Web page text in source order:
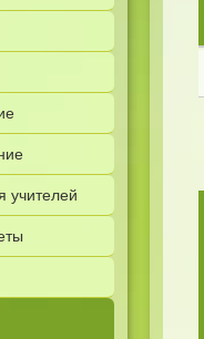
учителей